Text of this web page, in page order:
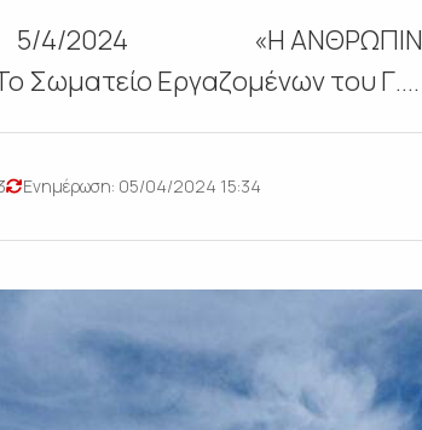
2024 «Η ΑΝΘΡΩΠΙΝΗ
Εργαζομένων του Γ....
Ενημέρωση: 05/04/2024 15:34